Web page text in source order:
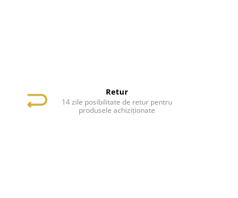
Retur
14 zile posibilitate de retur pentru
produsele achiziționate